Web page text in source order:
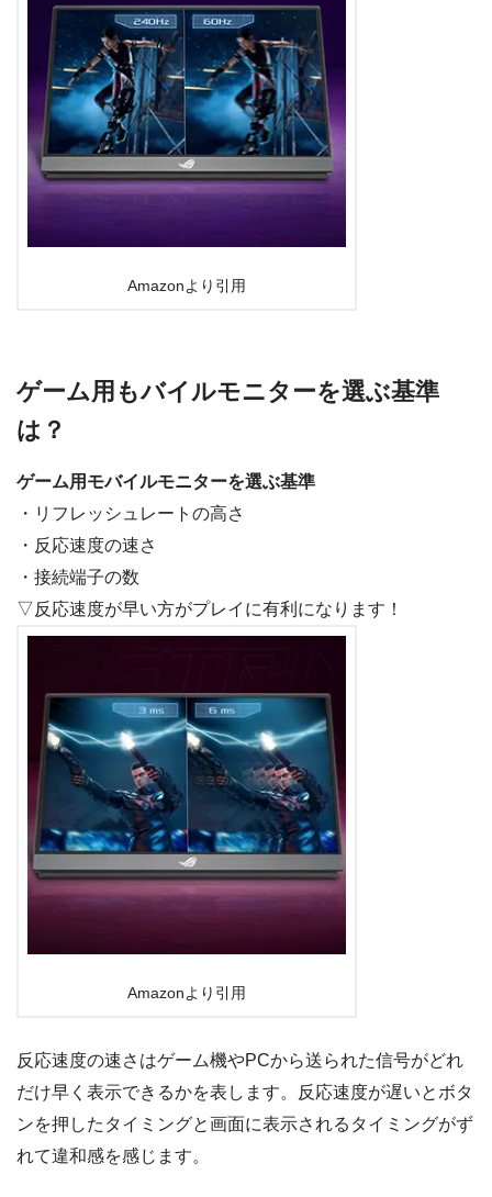
Amazonより引用
ゲーム用もバイルモニターを選ぶ基準
は？
ゲーム用モバイルモニターを選ぶ基準
・リフレッシュレートの高さ
・反応速度の速さ
・接続端子の数
▽反応速度が早い方がプレイに有利になります！
Amazonより引用
反応速度の速さはゲーム機やPCから送られた信号がどれ
だけ早く表示できるかを表します。反応速度が遅いとボタ
ンを押したタイミングと画面に表示されるタイミングがず
れて違和感を感じます。